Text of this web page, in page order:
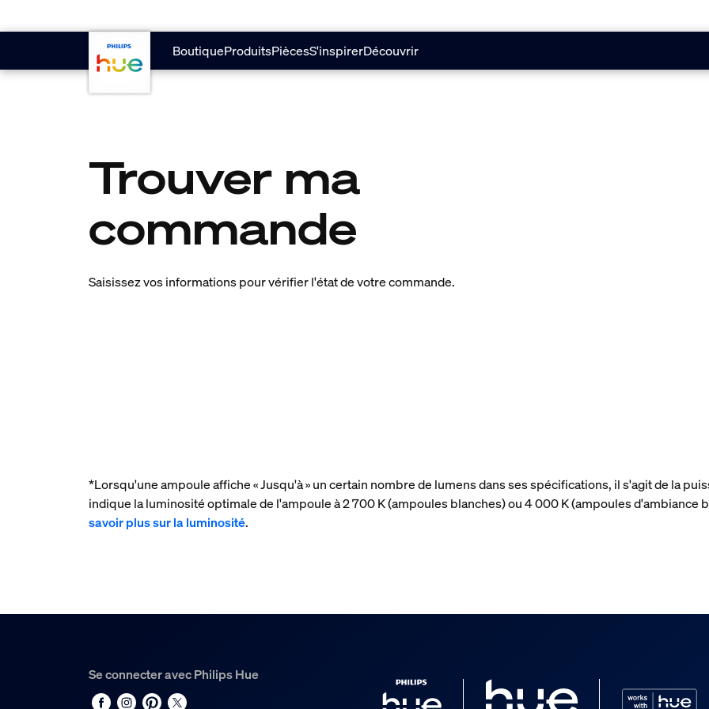
BoutiqueProduitsPiècesS'inspirerDécouvrir
Trouver ma
commande
Saisissez vos informations pour vérifier l'état de votre commande.
*Lorsqu'une ampoule affiche « Jusqu'à » un certain nombre de lumens dans ses spécifications, il s'agit de la
indique la luminosité optimale de l'ampoule à 2 700 K (ampoules blanches) ou 4 000 K (ampoules d'ambiance
savoir plus sur la luminosité.
Se connecter avec Philips Hue